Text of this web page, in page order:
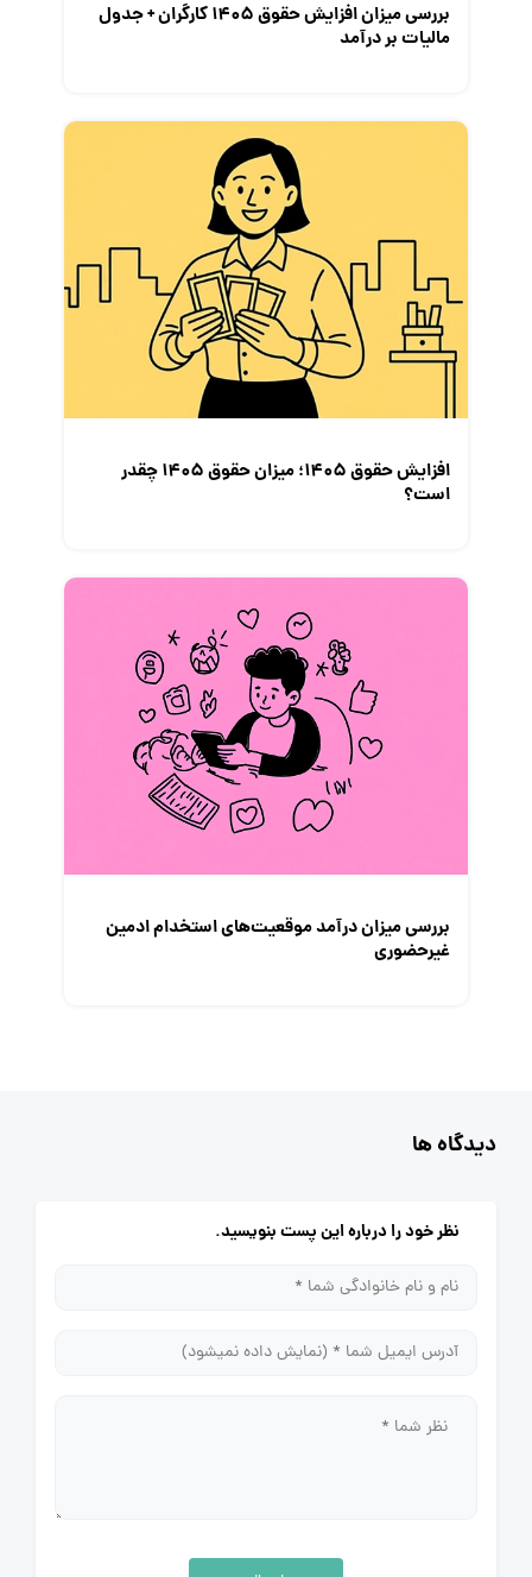
بررسی میزان افزایش حقوق 1405 کارگران + جدول
مالیات بر درآمد
افزایش حقوق 1405؛ میزان حقوق 1405 چقدر
است؟
بررسی میزان درآمد موقعیت‌های استخدام ادمین
غیرحضوری
دیدگاه ها
نظر خود را درباره این پست بنویسید.